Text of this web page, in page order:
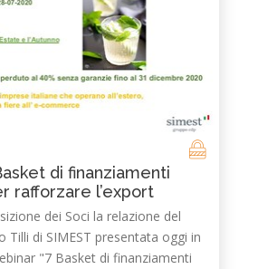
di finanziamenti
rafforzare l’export
dei Soci la relazione del
Tilli di SIMEST presentata oggi in
"7 Basket di finanziamenti